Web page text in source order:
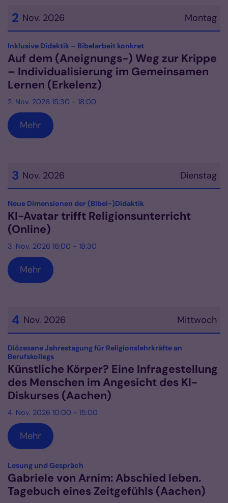
Montag
2 Nov. 2026
Datum: 2. November 2026
Inklusive Didaktik – Bibelarbeit konkret:
Auf dem (Aneignungs-) Weg zur Krippe
– Individualisierung im Gemeinsamen
Lernen (Erkelenz)
2. Nov. 2026 15:30 - 18:00
Mehr
Dienstag
3 Nov. 2026
Datum: 3. November 2026
Neue Dimensionen der (Bibel-)Didaktik
KI-Avatar trifft Religionsunterricht
(Online)
3. Nov. 2026 16:00 - 18:30
Mehr
Mittwoch
4 Nov. 2026
Datum: 4. November 2026
Diözesane Jahrestagung für Religionslehrkräfte an
Berufskollegs:
Künstliche Körper? Eine Infragestellung
des Menschen im Angesicht des KI-
Diskurses (Aachen)
4. Nov. 2026 10:00 - 15:00
Mehr
Lesung und Gespräch
Gabriele von Arnim: Abschied leben.
Tagebuch eines Zeitgefühls (Aachen)